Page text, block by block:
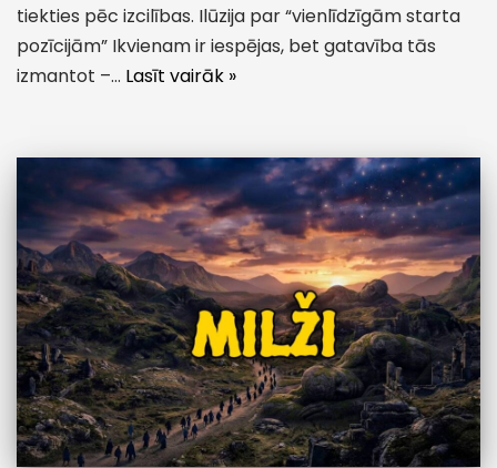
tiekties pēc izcilības. Ilūzija par “vienlīdzīgām starta
pozīcijām” Ikvienam ir iespējas, bet gatavība tās
izmantot –… Lasīt vairāk »